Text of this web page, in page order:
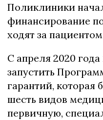
Поликлиники
финансирование
ходят за
С апреля 2020
запустить
гарантий, которая
шесть видов
первичную,